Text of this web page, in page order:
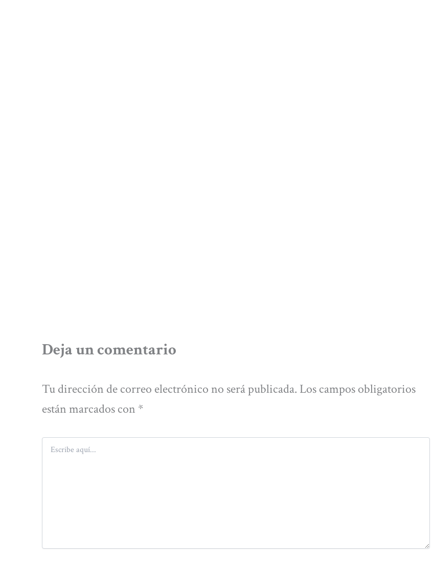
Deja un comentario
Tu dirección de correo electrónico no será publicada. Los campos obligatorios
están marcados con *
Escribe
aquí...